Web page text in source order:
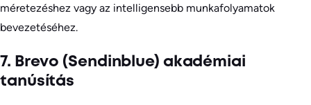
méretezéshez vagy az intelligensebb munkafolyamatok
bevezetéséhez.
7. Brevo (Sendinblue) akadémiai
tanúsítás